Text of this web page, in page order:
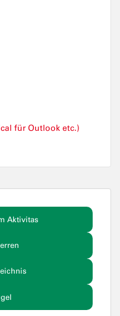
für Outlook etc.)
Aktivitas